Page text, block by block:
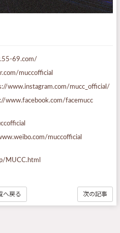
69.com/
muccofficial
www.instagram.com/mucc_official/
www.facebook.com/facemucc
muccofficial
MUCC.html
次の記事
へ戻る